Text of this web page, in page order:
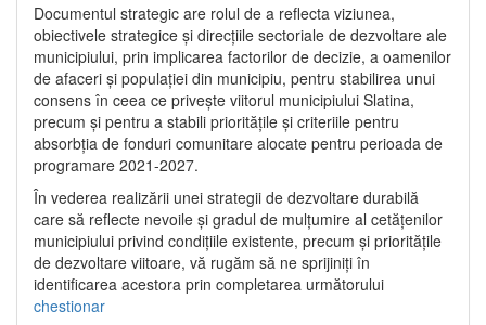
Documentul strategic are rolul de a reflecta viziunea,
obiectivele strategice și direcțiile sectoriale de dezvoltare ale
municipiului, prin implicarea factorilor de decizie, a oamenilor
de afaceri și populației din municipiu, pentru stabilirea unui
consens în ceea ce privește viitorul municipiului Slatina,
precum și pentru a stabili prioritățile și criteriile pentru
absorbția de fonduri comunitare alocate pentru perioada de
programare 2021-2027.
În vederea realizării unei strategii de dezvoltare durabilă
care să reflecte nevoile și gradul de mulțumire al cetățenilor
municipiului privind condițiile existente, precum și prioritățile
de dezvoltare viitoare, vă rugăm să ne sprijiniți în
identificarea acestora prin completarea următorului
chestionar